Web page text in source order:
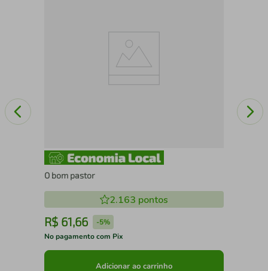
O bom pastor
2.163 pontos
R$ 61,66 -5%
No pagamento com Pix
Adicionar ao carrinho